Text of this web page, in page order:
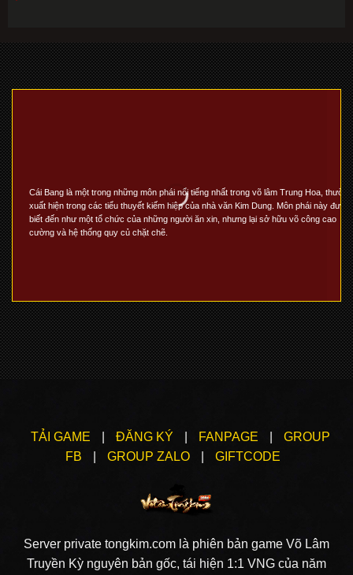
Cái Bang là một trong những môn phái nổi tiếng nhất trong võ lâm Trung Hoa, thường
xuất hiện trong các tiểu thuyết kiếm hiệp của nhà văn Kim Dung. Môn phái này được
biết đến như một tổ chức của những người ăn xin, nhưng lại sở hữu võ công cao
cường và hệ thống quy củ chặt chẽ.
TẢI GAME ĐĂNG KÝ FANPAGE
GROUP
FB
GROUP ZALO GIFTCODE
Server private tongkim.com là phiên bản game Võ Lâm
Truyền Kỳ nguyên bản gốc, tái hiện 1:1 VNG của năm